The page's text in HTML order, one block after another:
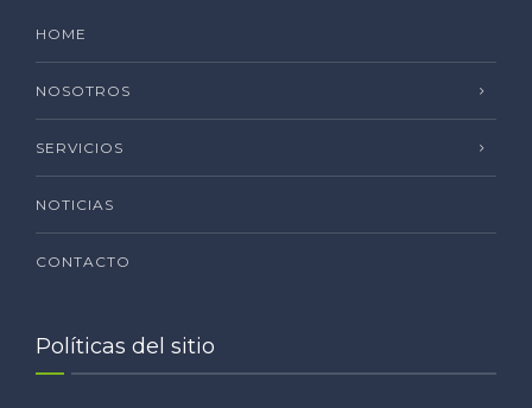
HOME
NOSOTROS
SERVICIOS
NOTICIAS
CONTACTO
Políticas del sitio